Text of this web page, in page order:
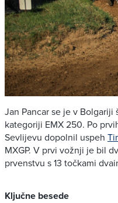
Jan Pancar se je v
kategoriji EMX 250. Po
Sevlijevu dopolnil uspeh
MXGP. V prvi vožnji je bil
prvenstvu s 13 točkami
Ključne besede